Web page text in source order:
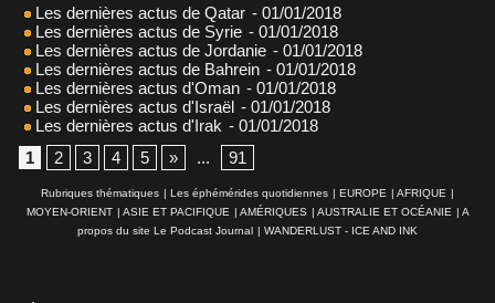
Les dernières actus de Qatar - 01/01/2018
Les dernières actus de Syrie - 01/01/2018
Les dernières actus de Jordanie - 01/01/2018
Les dernières actus de Bahrein - 01/01/2018
Les dernières actus d'Oman - 01/01/2018
Les dernières actus d'Israël - 01/01/2018
Les dernières actus d'Irak - 01/01/2018
1
2 3 4 5 » ... 91
Rubriques thématiques | Les éphémérides quotidiennes | EUROPE | AFRIQUE |
MOYEN-ORIENT | ASIE ET PACIFIQUE | AMÉRIQUES | AUSTRALIE ET OCÉANIE | A
propos du site Le Podcast Journal | WANDERLUST - ICE AND INK